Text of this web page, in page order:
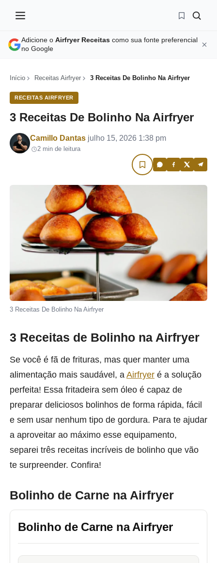
Adicione o Airfryer Receitas como sua fonte preferencial
no Google
Início Receitas Airfryer 3 Receitas De Bolinho Na Airfryer
RECEITAS AIRFRYER
3 Receitas De Bolinho Na Airfryer
Por
Camillo Dantas julho 15, 2026 1:38 pm
2 min de leitura
3 Receitas De Bolinho Na Airfryer
3 Receitas de Bolinho na Airfryer
Se você é fã de frituras, mas quer manter uma
alimentação mais saudável, a Airfryer é a solução
perfeita! Essa fritadeira sem óleo é capaz de
preparar deliciosos bolinhos de forma rápida, fácil
e sem usar nenhum tipo de gordura. Para te ajudar
a aproveitar ao máximo esse equipamento,
separei três receitas incríveis de bolinho que vão
te surpreender. Confira!
Bolinho de Carne na Airfryer
Bolinho de Carne na Airfryer